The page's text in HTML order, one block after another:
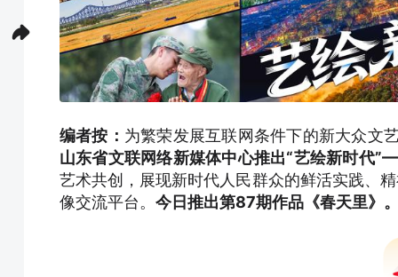
编者按： 为繁荣发展互联网条件下的新大众文
山东省文联网络新媒体中心推出“艺绘新时代
艺术共创，展现新时代人民群众的鲜活实践、
像交流平台。 今日推出第87期作品《春天里》